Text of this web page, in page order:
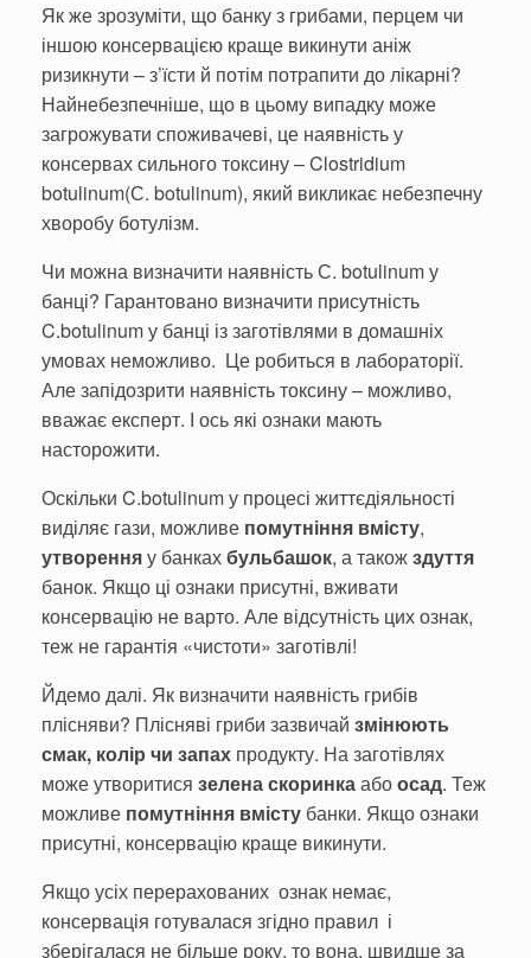
Як же зрозуміти, що банку з грибами, перцем чи
іншою консервацією краще викинути аніж
ризикнути – з’їсти й потім потрапити до лікарні?
Найнебезпечніше, що в цьому випадку може
загрожувати споживачеві, це наявність у
консервах сильного токсину – Clostridium
botulinum(С. botulinum), який викликає небезпечну
хворобу ботулізм.
Чи можна визначити наявність С. botulinum у
банці? Гарантовано визначити присутність
C.botulinum у банці із заготівлями в домашніх
умовах неможливо. Це робиться в лабораторії.
Але запідозрити наявність токсину – можливо,
вважає експерт. І ось які ознаки мають
насторожити.
Оскільки C.botulinum у процесі життєдіяльності
виділяє гази, можливе помутніння вмісту,
утворенняу банкахбульбашок, а такожздуття
банок. Якщо ці ознаки присутні, вживати
консервацію не варто. Але відсутність цих ознак,
теж не гарантія «чистоти» заготівлі!
Йдемо далі. Як визначити наявність грибів
плісняви? Плісняві гриби зазвичай змінюють
смак, колір чи запах продукту. На заготівлях
може утворитися зелена скоринкаабоосад. Теж
можливе помутніння вмісту банки. Якщо ознаки
присутні, консервацію краще викинути.
Якщо усіх перерахованих ознак немає,
консервація готувалася згідно правил і
зберігалася не більше року, то вона, швидше за